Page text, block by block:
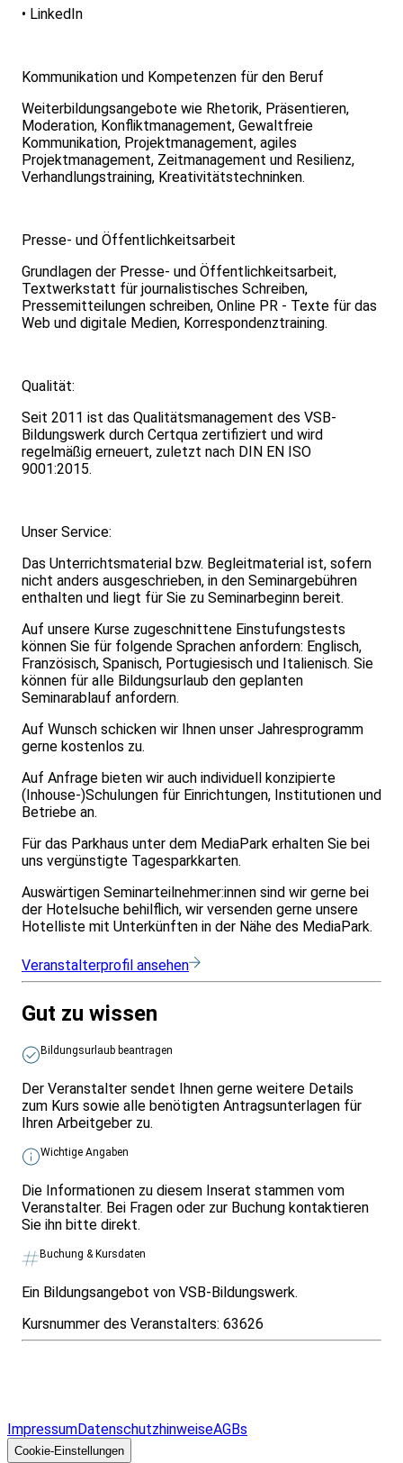
• LinkedIn
Kommunikation und Kompetenzen für den Beruf
Weiterbildungsangebote wie Rhetorik, Präsentieren,
Moderation, Konfliktmanagement, Gewaltfreie
Kommunikation, Projektmanagement, agiles
Projektmanagement, Zeitmanagement und Resilienz,
Verhandlungstraining, Kreativitätstechninken.
Presse- und Öffentlichkeitsarbeit
Grundlagen der Presse- und Öffentlichkeitsarbeit,
Textwerkstatt für journalistisches Schreiben,
Pressemitteilungen schreiben, Online PR - Texte für das
Web und digitale Medien, Korrespondenztraining.
Qualität:
Seit 2011 ist das Qualitätsmanagement des VSB-
Bildungswerk durch Certqua zertifiziert und wird
regelmäßig erneuert, zuletzt nach DIN EN ISO
9001:2015.
Unser Service:
Das Unterrichtsmaterial bzw. Begleitmaterial ist, sofern
nicht anders ausgeschrieben, in den Seminargebühren
enthalten und liegt für Sie zu Seminarbeginn bereit.
Auf unsere Kurse zugeschnittene Einstufungstests
können Sie für folgende Sprachen anfordern: Englisch,
Französisch, Spanisch, Portugiesisch und Italienisch. Sie
können für alle Bildungsurlaub den geplanten
Seminarablauf anfordern.
Auf Wunsch schicken wir Ihnen unser Jahresprogramm
gerne kostenlos zu.
Auf Anfrage bieten wir auch individuell konzipierte
(Inhouse-)Schulungen für Einrichtungen, Institutionen und
Betriebe an.
Für das Parkhaus unter dem MediaPark erhalten Sie bei
uns vergünstigte Tagesparkkarten.
Auswärtigen Seminarteilnehmer:innen sind wir gerne bei
der Hotelsuche behilflich, wir versenden gerne unsere
Hotelliste mit Unterkünften in der Nähe des MediaPark.
Veranstalterprofil ansehen
Gut zu wissen
Bildungsurlaub beantragen
Der Veranstalter sendet Ihnen gerne weitere Details
zum Kurs sowie alle benötigten Antragsunterlagen für
Ihren Arbeitgeber zu.
Wichtige Angaben
Die Informationen zu diesem Inserat stammen vom
Veranstalter. Bei Fragen oder zur Buchung kontaktieren
Sie ihn bitte direkt.
Buchung & Kursdaten
Ein Bildungsangebot von VSB-Bildungswerk.
Kursnummer des Veranstalters: 63626
ImpressumDatenschutzhinweiseAGBs
Cookie-Einstellungen